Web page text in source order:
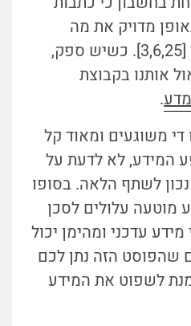
מדויק את מה
שנכתב במאמר המדעי [3,6,25]. כשיש ספק,
אותנו בקבוצת
.
די משוגעים ומאוד קל
המידע, לא לדעת על
לשתף הלאה. בסופו
מוטעה עלולים לסכן
עדכני ומהימן יכול
שהפוסט הזה נתן לכם
לשפוט את המידע